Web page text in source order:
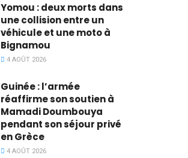
Yomou : deux morts dans
une collision entre un
véhicule et une moto à
Bignamou
4 AOÛT 2026
Guinée : l’armée
réaffirme son soutien à
Mamadi Doumbouya
pendant son séjour privé
en Grèce
4 AOÛT 2026